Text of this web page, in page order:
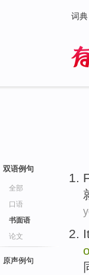
词典
双语例句
全部
口语
书面语
论文
原声例句